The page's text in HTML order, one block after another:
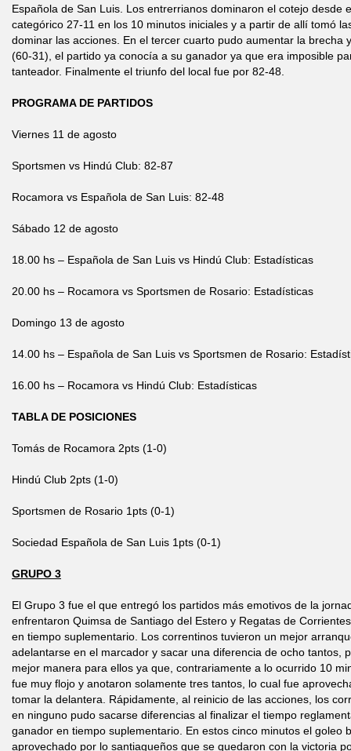
Española de San Luis. Los entrerrianos dominaron el cotejo desde
categórico 27-11 en los 10 minutos iniciales y a partir de allí tomó
dominar las acciones. En el tercer cuarto pudo aumentar la brecha
(60-31), el partido ya conocía a su ganador ya que era imposible
tanteador. Finalmente el triunfo del local fue por 82-48.
PROGRAMA DE PARTIDOS
Viernes 11 de agosto
Sportsmen vs Hindú Club: 82-87
Rocamora vs Española de San Luis: 82-48
Sábado 12 de agosto
18.00 hs – Española de San Luis vs Hindú Club: Estadísticas
20.00 hs – Rocamora vs Sportsmen de Rosario: Estadísticas
Domingo 13 de agosto
14.00 hs – Española de San Luis vs Sportsmen de Rosario:
16.00 hs – Rocamora vs Hindú Club: Estadísticas
TABLA DE POSICIONES
Tomás de Rocamora 2pts (1-0)
Hindú Club 2pts (1-0)
Sportsmen de Rosario 1pts (0-1)
Sociedad Española de San Luis 1pts (0-1)
GRUPO 3
El Grupo 3 fue el que entregó los partidos más emotivos de la
enfrentaron Quimsa de Santiago del Estero y Regatas de
en tiempo suplementario. Los correntinos tuvieron un mejor
adelantarse en el marcador y sacar una diferencia de ocho tantos,
mejor manera para ellos ya que, contrariamente a lo ocurrido 10
fue muy flojo y anotaron solamente tres tantos, lo cual fue
tomar la delantera. Rápidamente, al reinicio de las acciones, los
en ninguno pudo sacarse diferencias al finalizar el tiempo
ganador en tiempo suplementario. En estos cinco minutos el goleo
aprovechado por lo santiagueños que se quedaron con la victoria